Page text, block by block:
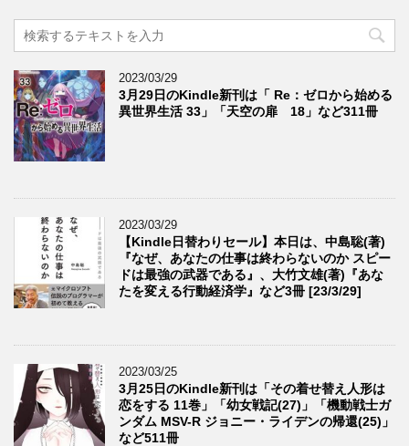
2023/03/29
3月29日のKindle新刊は「 Re：ゼロから始める
異世界生活 33」「天空の扉 18」など311冊
2023/03/29
【Kindle日替わりセール】本日は、中島聡(著)
『なぜ、あなたの仕事は終わらないのか スピー
ドは最強の武器である』、大竹文雄(著)『あな
たを変える行動経済学』など3冊 [23/3/29]
2023/03/25
3月25日のKindle新刊は「その着せ替え人形は
恋をする 11巻」「幼女戦記(27)」「機動戦士ガ
ンダム MSV-R ジョニー・ライデンの帰還(25)」
など511冊